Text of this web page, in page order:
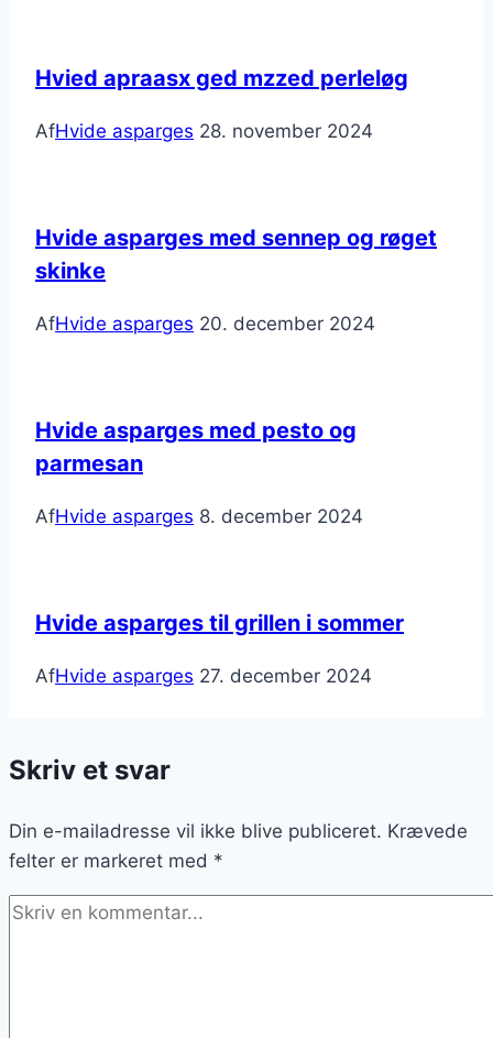
Hvied apraasx ged mzzed perleløg
AfHvide asparges 28. november 2024
Hvide asparges med sennep og røget
skinke
AfHvide asparges 20. december 2024
Hvide asparges med pesto og
parmesan
AfHvide asparges 8. december 2024
Hvide asparges til grillen i sommer
AfHvide asparges 27. december 2024
Skriv et svar
Din e-mailadresse vil ikke blive publiceret. Krævede
felter er markeret med *